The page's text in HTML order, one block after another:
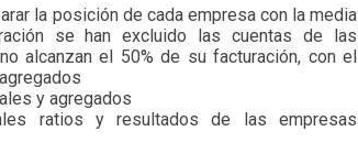
la posición de cada empresa con la media
se han excluido las cuentas de las
alcanzan el 50% de su facturación, con el
y agregados
ratios y resultados de las empresas